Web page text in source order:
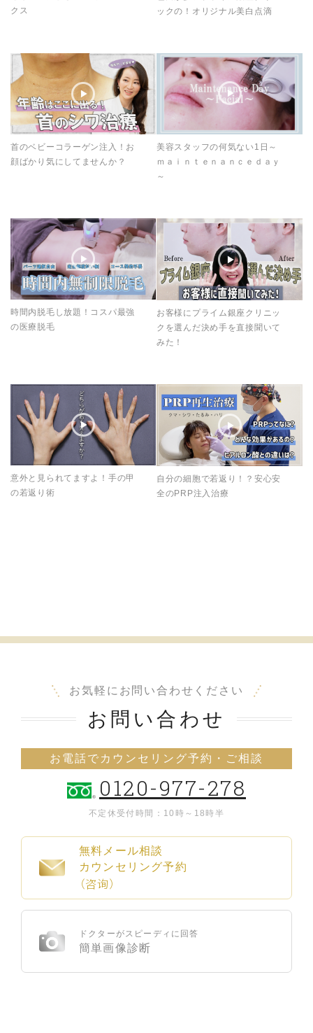
クス
ックの！オリジナル美白点滴
首のベビーコラーゲン注入！お
顔ばかり気にしてませんか？
美容スタッフの何気ない1日～
ｍａｉｎｔｅｎａｎｃｅｄａｙ
～
時間内脱毛し放題！コスパ最強
の医療脱毛
お客様にプライム銀座クリニッ
クを選んだ決め手を直接聞いて
みた！
意外と見られてますよ！手の甲
の若返り術
自分の細胞で若返り！？安心安
全のPRP注入治療
お気軽にお問い合わせください
お問い合わせ
お電話でカウンセリング予約・ご相談
0120-977-278
不定休 受付時間：10時～18時半
無料メール相談
カウンセリング予約
（咨询）
ドクターがスピーディに回答
簡単画像診断